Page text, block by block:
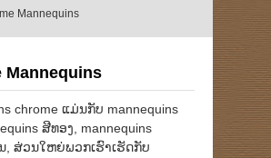
Mannequins
Mannequins
chrome ແມ່ນກັບ mannequins
ສີທອງ, mannequins
ນ, ສ່ວນໃຫຍ່ພວກເຮົາເຮັດກັບ